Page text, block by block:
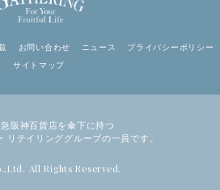
お問い合わせ ニュース
プライバシーポリシー
サイトマップ
阪神百貨店を傘下に持つ
リテイリンググループの一員です。
All Rights Reserved.